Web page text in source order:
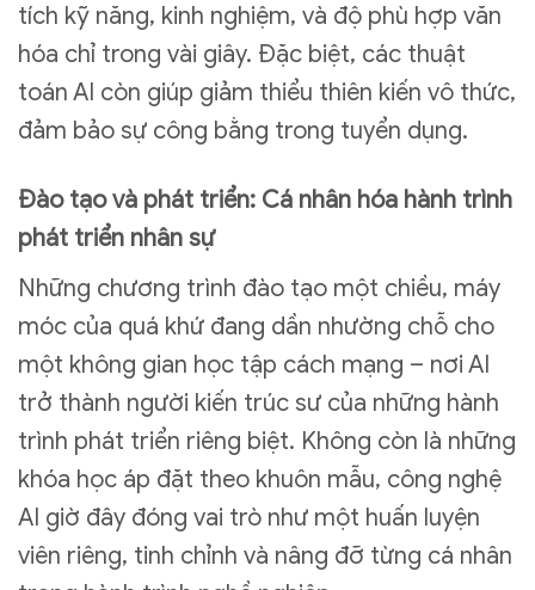
tích kỹ năng, kinh nghiệm, và độ phù hợp văn
hóa chỉ trong vài giây. Đặc biệt, các thuật
toán AI còn giúp giảm thiểu thiên kiến vô thức,
đảm bảo sự công bằng trong tuyển dụng.
Đào tạo và phát triển: Cá nhân hóa hành trình
phát triển nhân sự
Những chương trình đào tạo một chiều, máy
móc của quá khứ đang dần nhường chỗ cho
một không gian học tập cách mạng – nơi AI
trở thành người kiến trúc sư của những hành
trình phát triển riêng biệt. Không còn là những
khóa học áp đặt theo khuôn mẫu, công nghệ
AI giờ đây đóng vai trò như một huấn luyện
viên riêng, tinh chỉnh và nâng đỡ từng cá nhân